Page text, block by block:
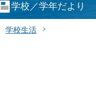
学校／学年だより
学校生活